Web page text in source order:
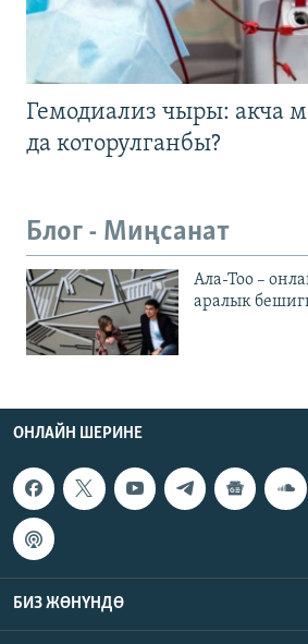
Гемодиализ чыры: акча
да которулганбы?
Блог - Миңсанат
Ала-Тоо –
аралык
ОНЛАЙН ШЕРИНЕ
БИЗ ЖӨНҮНДӨ